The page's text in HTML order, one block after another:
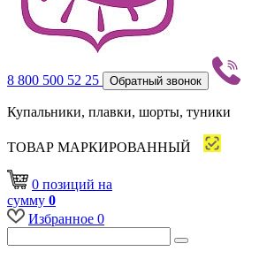
8 800 500 52 25 Обратный звонок
Купальники, плавки, шорты, туники
ТОВАР МАРКИРОВАННЫЙ
0 позиций на
сумму 0
Избранное 0